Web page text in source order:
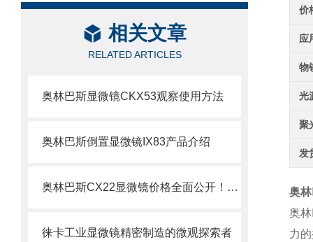
相关文章
RELATED ARTICLES
奥林巴斯显微镜CKX53观察使用方法
奥林巴斯倒置显微镜IX83产品介绍
奥林巴斯CX22显微镜价格全面公开！！一律6折出售
徕卡工业显微镜精密制造的微观探索者
价
应
物
光
聚
发
奥
奥
力